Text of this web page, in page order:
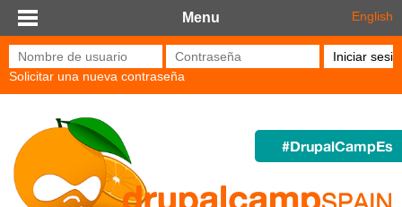
Pasar al contenido principal
Menu English
Nombre de usuario* Contraseña*
Solicitar una nueva contraseña
#DrupalCampEs